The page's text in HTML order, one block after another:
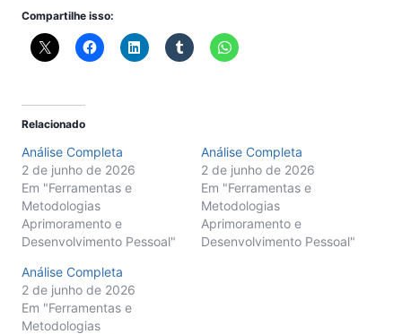
Compartilhe isso:
Relacionado
Análise Completa
2 de junho de 2026
Em "Ferramentas e
Metodologias
Aprimoramento e
Desenvolvimento Pessoal"
Análise Completa
2 de junho de 2026
Em "Ferramentas e
Metodologias
Aprimoramento e
Desenvolvimento Pessoal"
Análise Completa
2 de junho de 2026
Em "Ferramentas e
Metodologias